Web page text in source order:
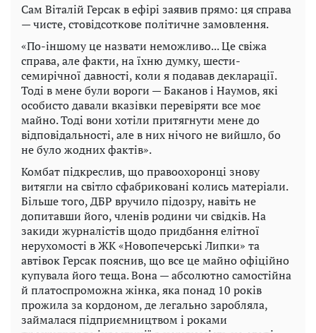
Сам Віталій Герсак в ефірі заявив прямо: ця справа
— чисте, стовідсоткове політичне замовлення.
«По-іншому це назвати неможливо... Це свіжа
справа, але факти, на їхню думку, шести-
семирічної давності, коли я подавав декларації.
Тоді в мене були вороги — Баканов і Наумов, які
особисто давали вказівки перевіряти все моє
майно. Тоді вони хотіли притягнути мене до
відповідальності, але в них нічого не вийшло, бо
не було жодних фактів».
Комбат підкреслив, що правоохоронці знову
витягли на світло сфабриковані колись матеріали.
Більше того, ДБР вручило підозру, навіть не
допитавши його, членів родини чи свідків. На
закиди журналістів щодо придбання елітної
нерухомості в ЖК «Новопечерські Липки» та
автівок Герсак пояснив, що все це майно офіційно
купувала його теща. Вона — абсолютно самостійна
й платоспроможна жінка, яка понад 10 років
прожила за кордоном, де легально заробляла,
займалася підприємництвом і роками